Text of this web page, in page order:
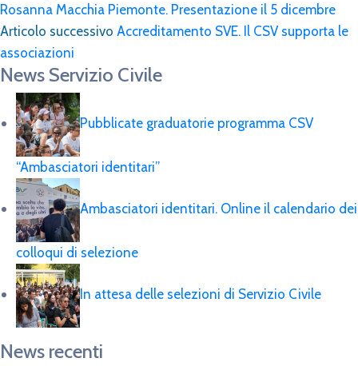
Rosanna Macchia Piemonte. Presentazione il 5 dicembre
Articolo successivo Accreditamento SVE. Il CSV supporta le
associazioni
News Servizio Civile
Pubblicate graduatorie programma CSV
“Ambasciatori identitari”
Ambasciatori identitari. Online il calendario dei
colloqui di selezione
In attesa delle selezioni di Servizio Civile
News recenti